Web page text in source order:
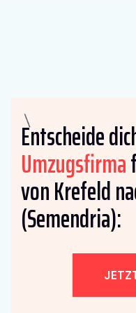
Entscheide
Umzugsfirma
von Krefeld
(Semendria):